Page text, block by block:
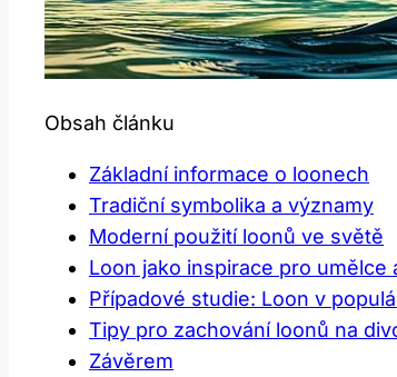
Obsah článku
Základní informace o loonech
Tradiční symbolika a významy
Moderní použití loonů ve světě
Loon jako ⁣inspirace⁢ pro umělce​
Případové studie: Loon v
Tipy ⁤pro zachování loonů na
Závěrem